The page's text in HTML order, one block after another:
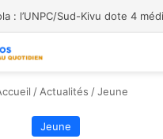
/ Actualités /Jeune
Jeune